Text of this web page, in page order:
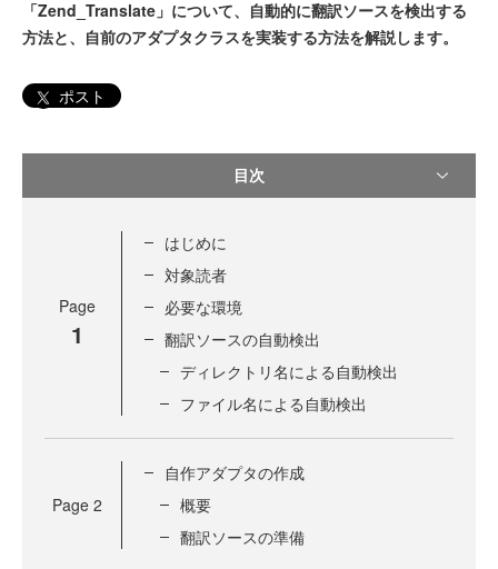
「Zend_Translate」について、自動的に翻訳ソースを検出する
方法と、自前のアダプタクラスを実装する方法を解説します。
ポスト
目次
Page
1
はじめに
対象読者
必要な環境
翻訳ソースの自動検出
ディレクトリ名による自動検出
ファイル名による自動検出
Page 2
自作アダプタの作成
概要
翻訳ソースの準備